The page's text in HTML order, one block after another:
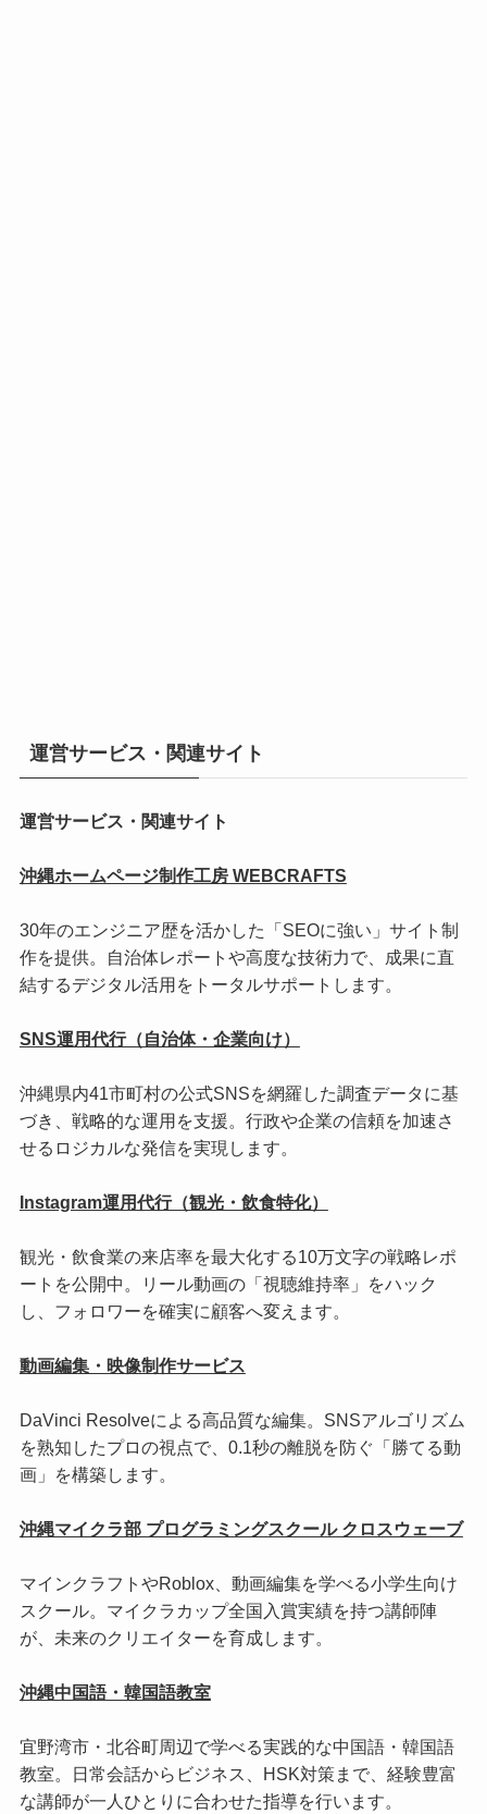
運営サービス・関連サイト
運営サービス・関連サイト
沖縄ホームページ制作工房 WEBCRAFTS
30年のエンジニア歴を活かした「SEOに強い」サイト制
作を提供。自治体レポートや高度な技術力で、成果に直
結するデジタル活用をトータルサポートします。
SNS運用代行（自治体・企業向け）
沖縄県内41市町村の公式SNSを網羅した調査データに基
づき、戦略的な運用を支援。行政や企業の信頼を加速さ
せるロジカルな発信を実現します。
Instagram運用代行（観光・飲食特化）
観光・飲食業の来店率を最大化する10万文字の戦略レポ
ートを公開中。リール動画の「視聴維持率」をハック
し、フォロワーを確実に顧客へ変えます。
動画編集・映像制作サービス
DaVinci Resolveによる高品質な編集。SNSアルゴリズム
を熟知したプロの視点で、0.1秒の離脱を防ぐ「勝てる動
画」を構築します。
沖縄マイクラ部 プログラミングスクール クロスウェーブ
マインクラフトやRoblox、動画編集を学べる小学生向け
スクール。マイクラカップ全国入賞実績を持つ講師陣
が、未来のクリエイターを育成します。
沖縄中国語・韓国語教室
宜野湾市・北谷町周辺で学べる実践的な中国語・韓国語
教室。日常会話からビジネス、HSK対策まで、経験豊富
な講師が一人ひとりに合わせた指導を行います。